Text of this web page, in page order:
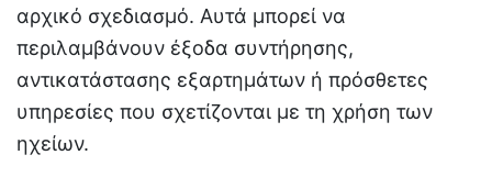
αρχικό σχεδιασμό. Αυτά μπορεί να
περιλαμβάνουν έξοδα συντήρησης,
αντικατάστασης εξαρτημάτων ή πρόσθετες
υπηρεσίες που σχετίζονται με τη χρήση των
ηχείων.